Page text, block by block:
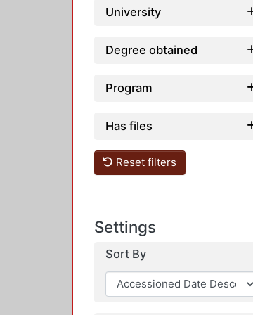
University
Degree obtained
Program
Has files
Reset filters
Settings
Sort By